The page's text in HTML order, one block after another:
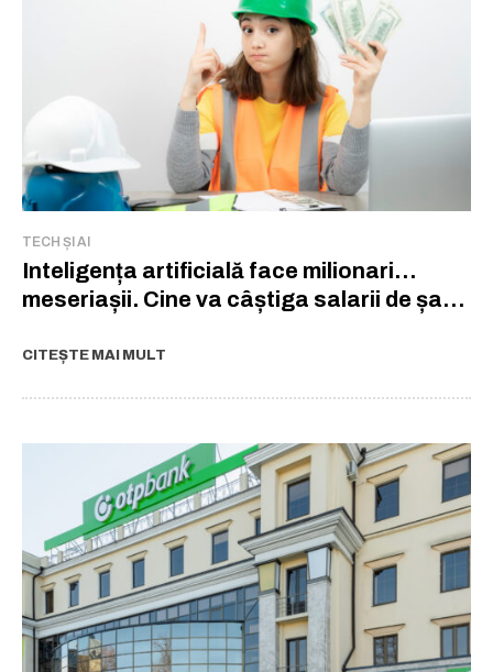
TECH ȘI AI
Inteligența artificială face milionari…
meseriașii. Cine va câștiga salarii de șase
CITEȘTE MAI MULT